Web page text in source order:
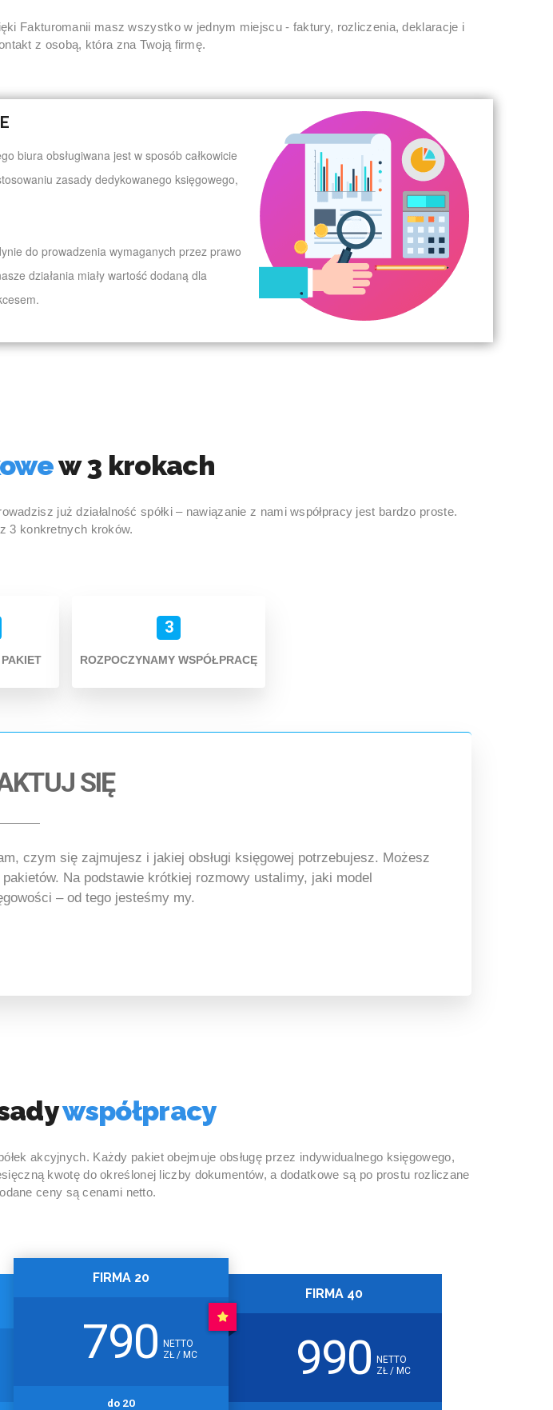
Fakturomanii masz wszystko w jednym miejscu - faktury, rozliczenia, deklaracje i
z osobą, która zna Twoją firmę.
biura obsługiwana jest w sposób całkowicie
zasady dedykowanego księgowego,
do prowadzenia wymaganych przez prawo
działania miały wartość dodaną dla
w 3 krokach
już działalność spółki – nawiązanie z nami współpracy jest bardzo proste.
3 konkretnych kroków.
3
ROZPOCZYNAMY WSPÓŁPRACĘ
SIĘ
czym się zajmujesz i jakiej obsługi księgowej potrzebujesz. Możesz
Na podstawie krótkiej rozmowy ustalimy, jaki model
– od tego jesteśmy my.
współpracy
akcyjnych. Każdy pakiet obejmuje obsługę przez indywidualnego księgowego,
kwotę do określonej liczby dokumentów, a dodatkowe są po prostu rozliczane
ceny są cenami netto.
FIRMA 20
790 ZŁ / MC
NETTO
do 20
FIRMA 40
990 ZŁ / MC
NETTO